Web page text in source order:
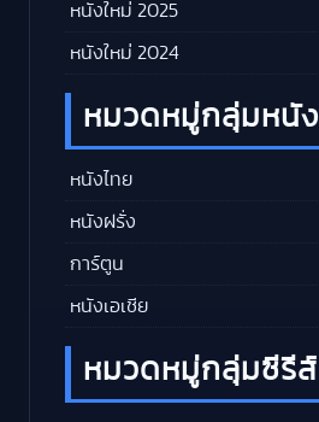
หนังใหม่ 2025
หนังใหม่ 2024
หมวดหมู่กลุ่มหนัง
หนังไทย
หนังฝรั่ง
การ์ตูน
หนังเอเชีย
หมวดหมู่กลุ่มซีรีส์